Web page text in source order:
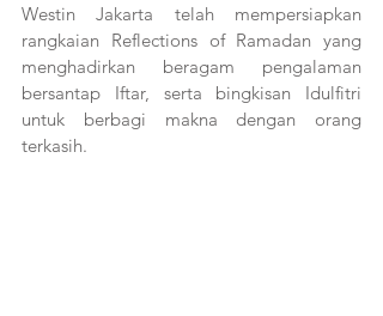
Westin Jakarta telah mempersiapkan
rangkaian Reflections of Ramadan yang
menghadirkan beragam pengalaman
bersantap Iftar, serta bingkisan Idulfitri
untuk berbagi makna dengan orang
terkasih.